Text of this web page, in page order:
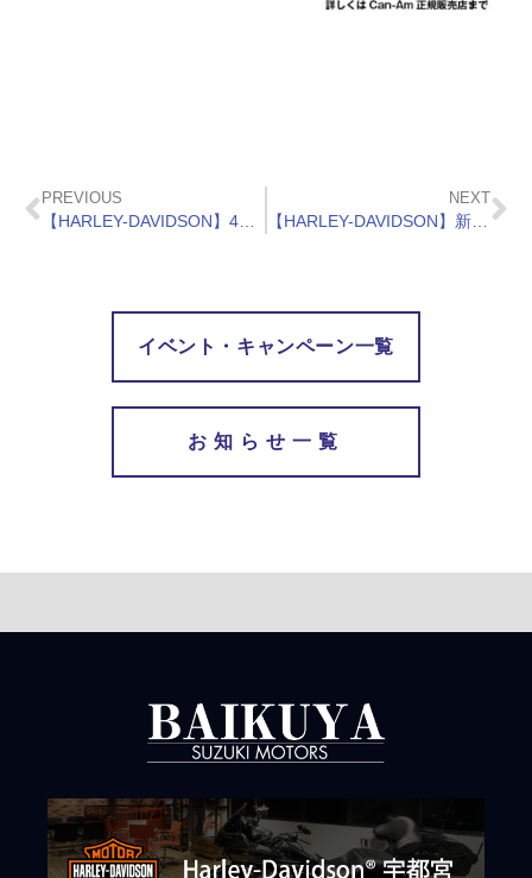
PREVIOUS
【HARLEY-DAVIDSON】4月は毎週末試乗会！
NEXT
【HARLEY-DAVIDSON】新車購入でETC2.0プレゼント
イベント・キャンペーン一覧
お知らせ一覧